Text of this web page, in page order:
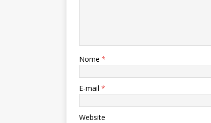
Nome *
E-mail *
Website